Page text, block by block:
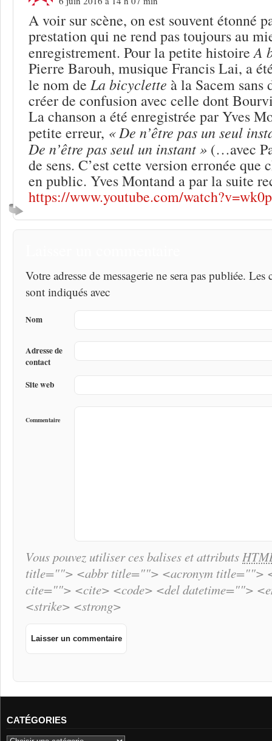
A voir sur scène, on est souvent étonné
prestation qui ne rend pas toujours au
enregistrement. Pour la petite histoireA
Pierre Barouh, musique Francis Lai, a
le nom de La bicyclette à la Sacem sans
créer de confusion avec celle dont
La chanson a été enregistrée par Yves
petite erreur, « De n’être pas un seul
De n’être pas seul un instant » (…avec
de sens. C’est cette version erronée que
en public. Yves Montand a par la suite
https://www.youtube.com/
Votre adresse de messagerie ne sera pas publiée.
sont indiqués avec
Nom
Adresse de
contact
Site web
Commentaire
Vous pouvez utiliser ces balises et attributs
title=""> <abbr title=""> <acronym title="">
cite=""> <cite> <code> <del datetime="">
<strike> <strong>
CATÉGORIES